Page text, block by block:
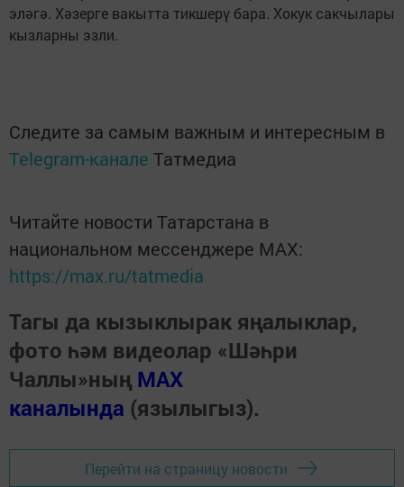
эләгә. Хәзерге вакытта тикшерү бара. Хокук сакчылары
кызларны эзли.
Следите за самым важным и интересным в
Telegram-канале Татмедиа
Читайте новости Татарстана в
национальном мессенджере MАХ:
https://max.ru/tatmedia
Тагы да кызыклырак яңалыклар,
фото һәм видеолар «Шәһри
Чаллы»ның MAX
каналында (язылыгыз).
Перейти на страницу новости